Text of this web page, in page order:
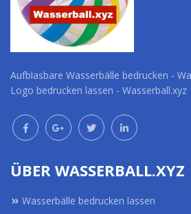
Aufblasbare Wasserbälle bedrucken -
Logo bedrucken lassen - Wasserball.xyz
ÜBER WASSERBALL.XYZ
Wasserbälle bedrucken lassen